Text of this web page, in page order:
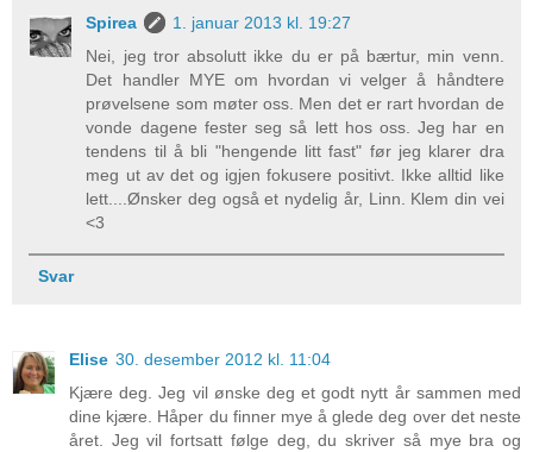
Spirea
1. januar 2013 kl. 19:27
Nei, jeg tror absolutt ikke du er på bærtur, min venn.
Det handler MYE om hvordan vi velger å håndtere
prøvelsene som møter oss. Men det er rart hvordan de
vonde dagene fester seg så lett hos oss. Jeg har en
tendens til å bli "hengende litt fast" før jeg klarer dra
meg ut av det og igjen fokusere positivt. Ikke alltid like
lett....Ønsker deg også et nydelig år, Linn. Klem din vei
<3
Svar
Elise 30. desember 2012 kl. 11:04
Kjære deg. Jeg vil ønske deg et godt nytt år sammen med
dine kjære. Håper du finner mye å glede deg over det neste
året. Jeg vil fortsatt følge deg, du skriver så mye bra og